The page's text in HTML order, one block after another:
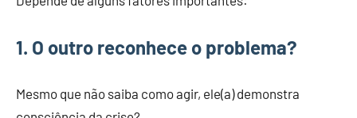
1. O outro reconhece o problema?
Mesmo que não saiba como agir, ele(a) demonstra